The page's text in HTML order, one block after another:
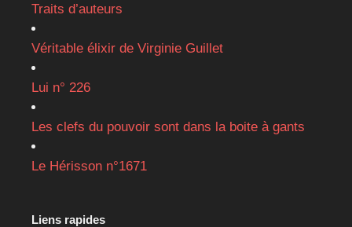
Traits d’auteurs
Véritable élixir de Virginie Guillet
Lui n° 226
Les clefs du pouvoir sont dans la boite à gants
Le Hérisson n°1671
Liens rapides